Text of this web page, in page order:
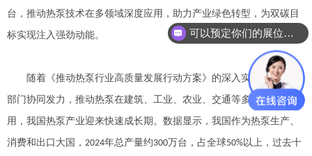
台，推动热泵技术在多领域深度应用，助力产业绿色转型，为双碳目
标实现注入强劲动能。
随着《推动热泵行业高质量发展行动方案》的深入实施，国家多
部门协同发力，推动热泵在建筑、工业、农业、交通等多领域广泛应
用，我国热泵产业迎来快速成长期。数据显示，我国作为热泵生产、
消费和出口大国， 2024年总产量约300万台，占全球50%以上，过去十
可以预定你们的展位吗？